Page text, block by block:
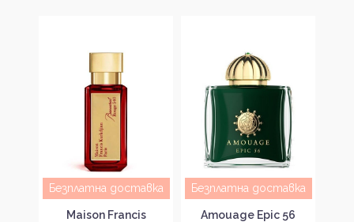
Безплатна доставка
Maison Francis
Безплатна доставка
Amouage Epic 56